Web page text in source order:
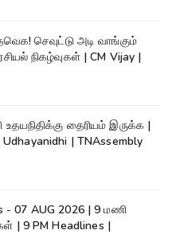
செவுட்டு அடி வாங்கும்
நிகழ்வுகள் | CM Vijay |
தைரியம் இருக்க |
| TNAssembly
- 07 AUG 2026 | 9 மணி
| 9 PM Headlines |